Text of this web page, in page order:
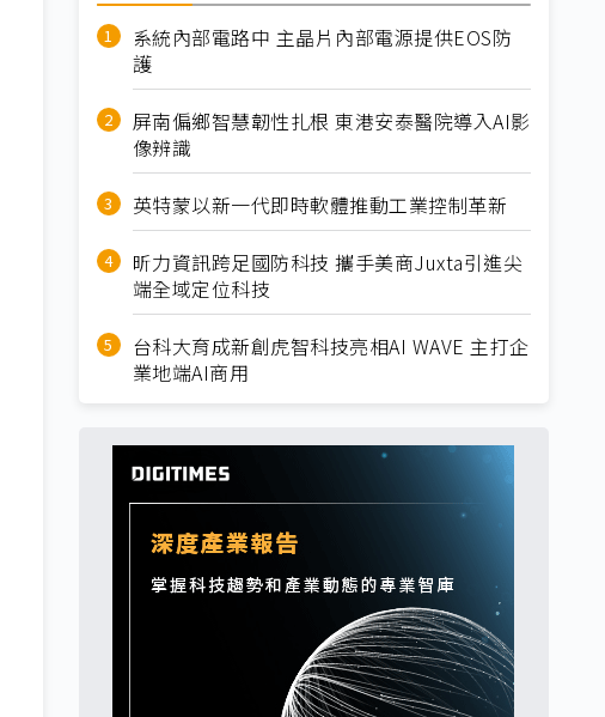
系統內部電路中 主晶片內部電源提供EOS防
護
屏南偏鄉智慧韌性扎根 東港安泰醫院導入AI影
像辨識
英特蒙以新一代即時軟體推動工業控制革新
昕力資訊跨足國防科技 攜手美商Juxta引進尖
端全域定位科技
台科大育成新創虎智科技亮相AI WAVE 主打企
業地端AI商用